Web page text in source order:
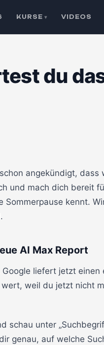
KURSE ▾ VIDEOS
du
angekündigt, dass
und mach dich bereit
Sommerpause kennt.
AI Max Report
liefert jetzt einen
weil du jetzt nicht
schau unter
genau, auf welche